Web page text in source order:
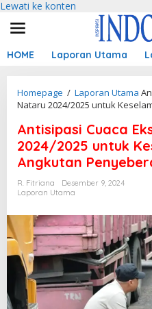
Lewati ke konten
HOME Laporan Utama
Homepage / Laporan Utama
Nataru 2024/2025 untuk
Antisipasi Cuaca
2024/2025 untuk
Angkutan
R. Fitriana
Desember 9, 2024
Laporan Utama